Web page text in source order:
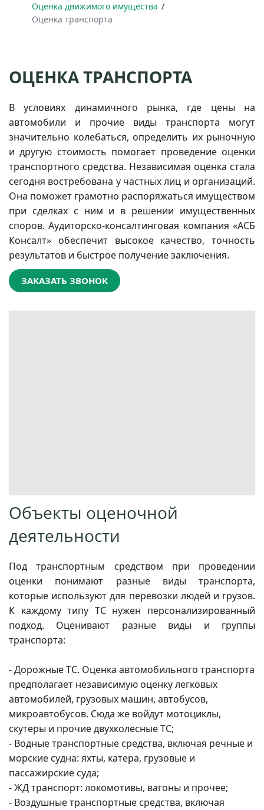
Оценка движимого имущества
Оценка транспорта
ОЦЕНКА ТРАНСПОРТА
В условиях динамичного рынка, где цены на
автомобили и прочие виды транспорта могут
значительно колебаться, определить их рыночную
и другую стоимость помогает проведение оценки
транспортного средства. Независимая оценка стала
сегодня востребована у частных лиц и организаций.
Она поможет грамотно распоряжаться имуществом
при сделках с ним и в решении имущественных
споров. Аудиторско-консалтинговая компания «АСБ
Консалт» обеспечит высокое качество, точность
результатов и быстрое получение заключения.
ЗАКАЗАТЬ ЗВОНОК
Объекты оценочной
деятельности
Под транспортным средством при проведении
оценки понимают разные виды транспорта,
которые используют для перевозки людей и грузов.
К каждому типу ТС нужен персонализированный
подход. Оценивают разные виды и группы
транспорта:
- Дорожные ТС. Оценка автомобильного транспорта
предполагает независимую оценку легковых
автомобилей, грузовых машин, автобусов,
микроавтобусов. Сюда же войдут мотоциклы,
скутеры и прочие двухколесные ТС;
- Водные транспортные средства, включая речные и
морские судна: яхты, катера, грузовые и
пассажирские суда;
- ЖД транспорт: локомотивы, вагоны и прочее;
- Воздушные транспортные средства, включая